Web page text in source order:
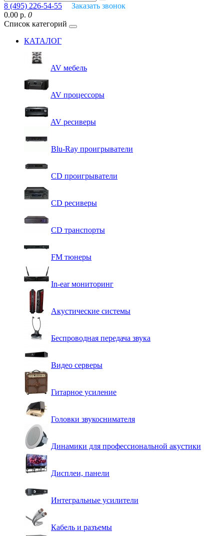
8 (495) 226-54-55
Заказать звонок
0.00 р. 0
Список категорий
КАТАЛОГ
AV мебель
AV процессоры
AV ресиверы
Blu-Ray проигрыватели
CD проигрыватели
CD ресиверы
CD транспорты
FM тюнеры
In-ear мониторинг
Акустические системы
Беспроводная передача звука
Видео серверы
Гитарное усиление
Головки звукоснимателя
Динамики для профессиональной акустики
Дисплеи, панели
Интегральные усилители
Кабель и разъемы